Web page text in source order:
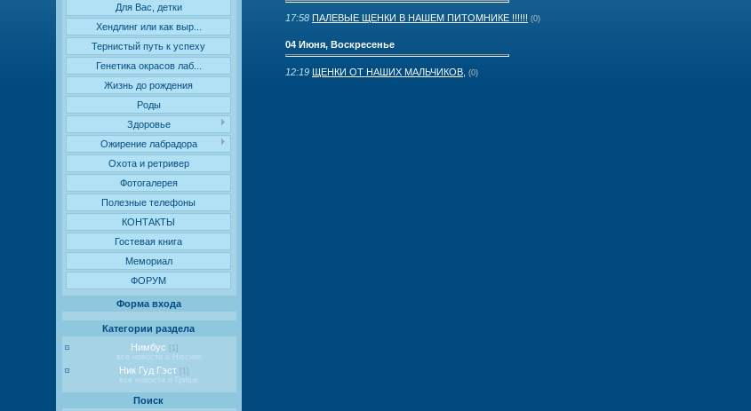
Для Вас, детки
Хендлинг или как выр...
Тернистый путь к успеху
Генетика окрасов лаб...
Жизнь до рождения
Роды
Здоровье
Ожирение лабрадора
Охота и ретривер
Фотогалерея
Полезные телефоны
КОНТАКТЫ
Гостевая книга
Мемориал
ФОРУМ
Форма входа
Категории раздела
Нимбус
[1]
все новости о Нюсике
Ник Гуд Гэст
[1]
все новости о Грише
Поиск
17:58 ПАЛЕВЫЕ ЩЕНКИ В НАШЕМ ПИТОМНИКЕ !!!!!! (0)
04 Июня, Воскресенье
12:19 ЩЕНКИ ОТ НАШИХ МАЛЬЧИКОВ, (0)